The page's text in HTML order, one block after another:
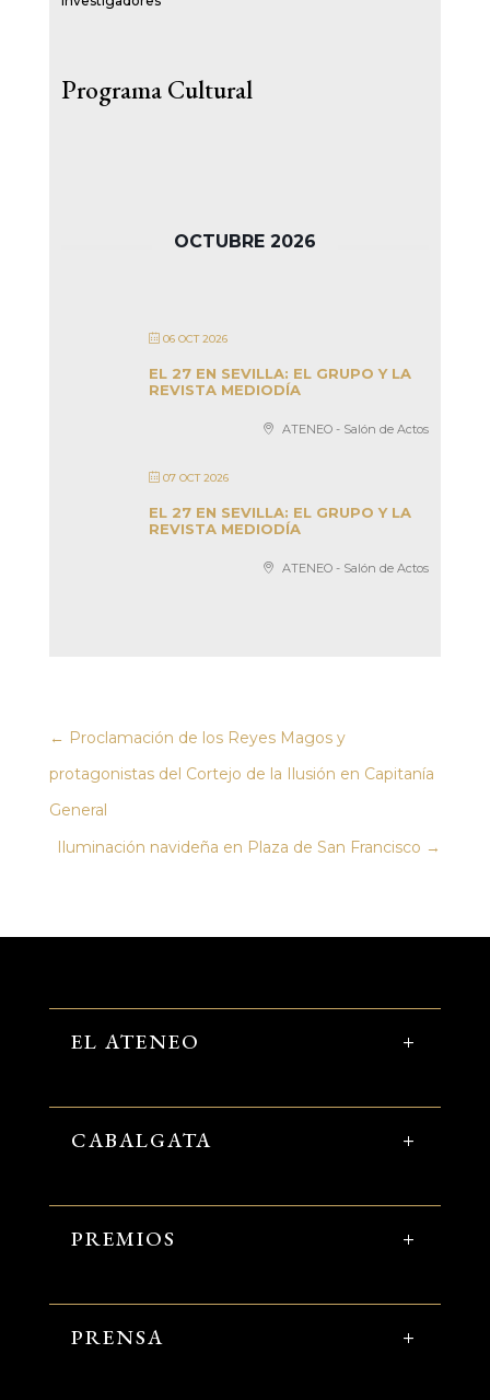
Programa Cultural
OCTUBRE 2026
06 OCT 2026
EL 27 EN SEVILLA: EL GRUPO Y LA
REVISTA MEDIODÍA
ATENEO - Salón de Actos
07 OCT 2026
EL 27 EN SEVILLA: EL GRUPO Y LA
REVISTA MEDIODÍA
ATENEO - Salón de Actos
← Proclamación de los Reyes Magos y
protagonistas del Cortejo de la Ilusión en Capitanía
General
Iluminación navideña en Plaza de San Francisco →
EL ATENEO
CABALGATA
PREMIOS
PRENSA